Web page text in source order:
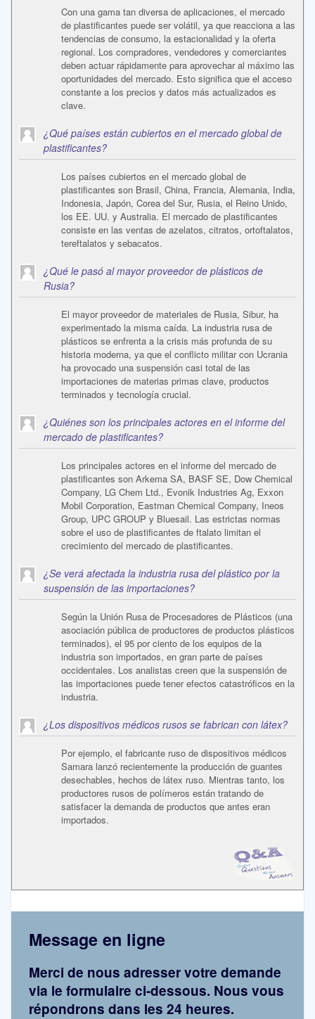
Con una gama tan diversa de aplicaciones, el mercado
de plastificantes puede ser volátil, ya que reacciona a las
tendencias de consumo, la estacionalidad y la oferta
regional. Los compradores, vendedores y comerciantes
deben actuar rápidamente para aprovechar al máximo las
oportunidades del mercado. Esto significa que el acceso
constante a los precios y datos más actualizados es
clave.
¿Qué países están cubiertos en el mercado global de
plastificantes?
Los países cubiertos en el mercado global de
plastificantes son Brasil, China, Francia, Alemania, India,
Indonesia, Japón, Corea del Sur, Rusia, el Reino Unido,
los EE. UU. y Australia. El mercado de plastificantes
consiste en las ventas de azelatos, citratos, ortoftalatos,
tereftalatos y sebacatos.
¿Qué le pasó al mayor proveedor de plásticos de
Rusia?
El mayor proveedor de materiales de Rusia, Sibur, ha
experimentado la misma caída. La industria rusa de
plásticos se enfrenta a la crisis más profunda de su
historia moderna, ya que el conflicto militar con Ucrania
ha provocado una suspensión casi total de las
importaciones de materias primas clave, productos
terminados y tecnología crucial.
¿Quiénes son los principales actores en el informe del
mercado de plastificantes?
Los principales actores en el informe del mercado de
plastificantes son Arkema SA, BASF SE, Dow Chemical
Company, LG Chem Ltd., Evonik Industries Ag, Exxon
Mobil Corporation, Eastman Chemical Company, Ineos
Group, UPC GROUP y Bluesail. Las estrictas normas
sobre el uso de plastificantes de ftalato limitan el
crecimiento del mercado de plastificantes.
¿Se verá afectada la industria rusa del plástico por la
suspensión de las importaciones?
Según la Unión Rusa de Procesadores de Plásticos (una
asociación pública de productores de productos plásticos
terminados), el 95 por ciento de los equipos de la
industria son importados, en gran parte de países
occidentales. Los analistas creen que la suspensión de
las importaciones puede tener efectos catastróficos en la
industria.
¿Los dispositivos médicos rusos se fabrican con látex?
Por ejemplo, el fabricante ruso de dispositivos médicos
Samara lanzó recientemente la producción de guantes
desechables, hechos de látex ruso. Mientras tanto, los
productores rusos de polímeros están tratando de
satisfacer la demanda de productos que antes eran
importados.
Message en ligne
Merci de nous adresser votre demande
via le formulaire ci-dessous. Nous vous
répondrons dans les 24 heures.